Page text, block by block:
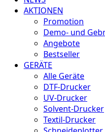
AKTIONEN
Promotion
Demo- und
Angebote
Bestseller
GERÄTE
Alle Geräte
DTF-Drucker
UV-Drucker
Solvent-Drucker
Textil-Drucker